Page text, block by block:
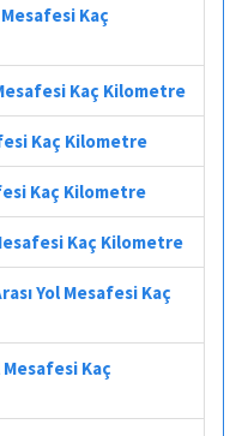
Kaç
Kaç Kilometre
Kaç Kilometre
Kaç Kilometre
Kaç Kilometre
Yol Mesafesi Kaç
Kaç